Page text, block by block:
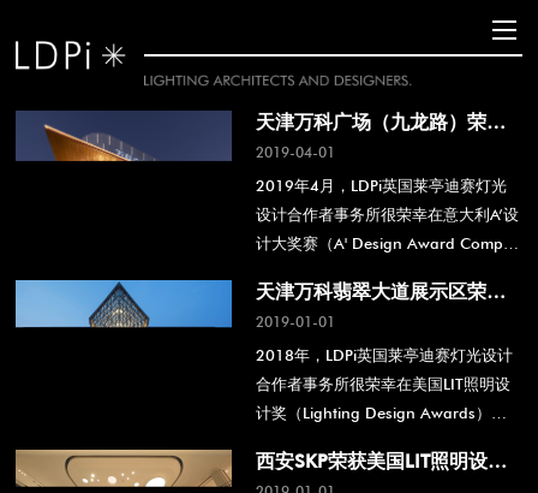
天津万科广场（九龙路）荣获
2019-04-01
2019年4月，LDPi英国莱亭迪赛灯光
设计合作者事务所很荣幸在意大利A’设
计大奖赛（A' Design Award Competi
路）项目获得照明产品及照明项目设计
银奖。
天津万科翡翠大道展示区荣获
2019-01-01
2018年，LDPi英国莱亭迪赛灯光设计
合作者事务所很荣幸在美国LIT照明设
计奖（Lighting Design Awards）
获得优秀奖。
西安SKP荣获美国LIT照明设计
2019-01-01